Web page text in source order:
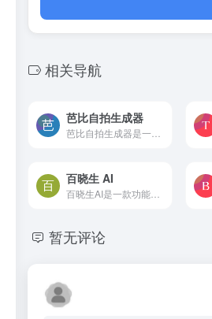
相关导航
芭比自拍生成器
百晓生 AI
暂无评论